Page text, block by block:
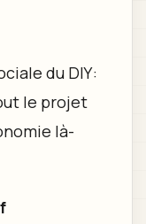
du DIY :
le projet
là-